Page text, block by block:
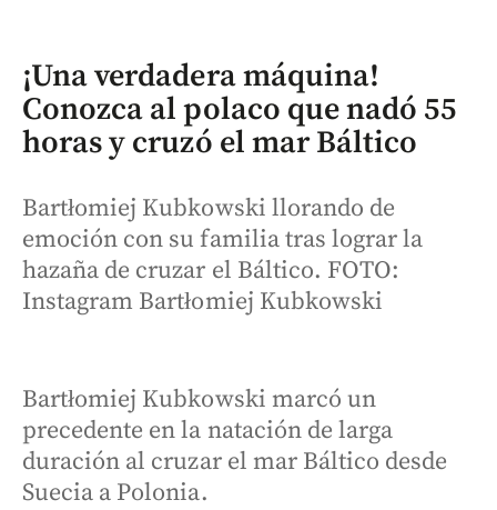
¡Una verdadera máquina!
Conozca al polaco que nadó 55
horas y cruzó el mar Báltico
Bartłomiej Kubkowski llorando de
emoción con su familia tras lograr la
hazaña de cruzar el Báltico. FOTO:
Instagram Bartłomiej Kubkowski
Bartłomiej Kubkowski marcó un
precedente en la natación de larga
duración al cruzar el mar Báltico desde
Suecia a Polonia.